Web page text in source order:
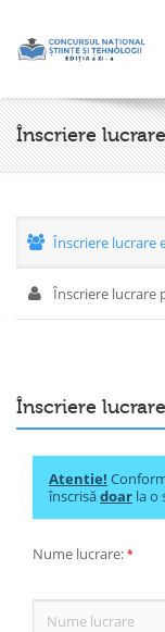
Înscriere lucrare
Înscriere lucrare
Înscriere lucrare
Înscriere
Atentie!
înscrisădoar la o
Nume lucrare: *